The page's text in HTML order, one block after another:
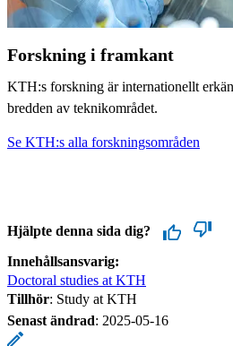
Forskning i framkant
KTH:s forskning är internationellt
bredden av teknikområdet.
Se KTH:s alla forskningsområden
Hjälpte denna sida dig?
Innehållsansvarig:
Doctoral studies at KTH
Tillhör: Study at KTH
Senast ändrad: 2025-05-16